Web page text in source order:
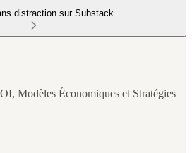
distraction sur Substack
Modèles Économiques et Stratégies